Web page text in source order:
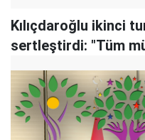
Kılıçdaroğlu ikinci
sertleştirdi: "Tüm